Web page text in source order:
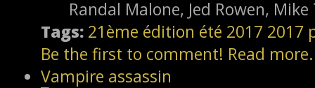
Randal Malone, Jed Rowen,
Tags: 21ème édition été 2017 2017
Be the first to comment! Read
Vampire assassin